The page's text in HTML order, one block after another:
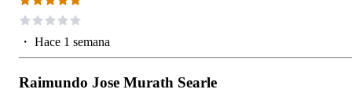
・ Hace 1 semana
Raimundo Jose Murath Searle